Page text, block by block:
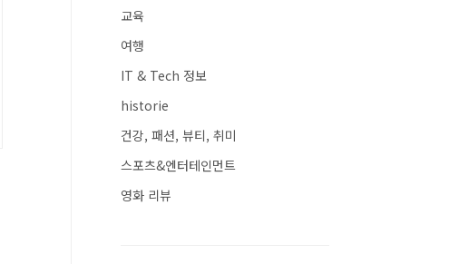
교육
여행
IT & Tech 정보
historie
건강, 패션, 뷰티, 취미
스포츠&엔터테인먼트
영화 리뷰